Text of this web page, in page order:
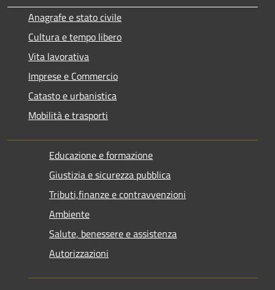
Anagrafe e stato civile
Cultura e tempo libero
Vita lavorativa
Imprese e Commercio
Catasto e urbanistica
Mobilità e trasporti
Educazione e formazione
Giustizia e sicurezza pubblica
Tributi,finanze e contravvenzioni
Ambiente
Salute, benessere e assistenza
Autorizzazioni